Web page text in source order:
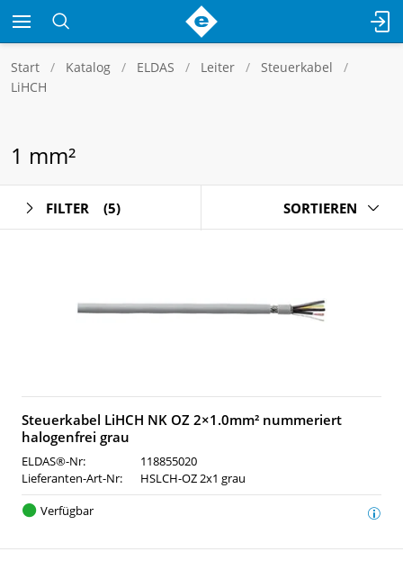
Start Katalog ELDAS Leiter
Steuerkabel
LiHCH
1 mm²
FILTER (5) SORTIEREN
Steuerkabel LiHCH NK OZ 2×1.0mm² nummeriert
halogenfrei grau
ELDAS®-Nr:
118855020
Lieferanten-Art-Nr:
HSLCH-OZ 2x1 grau
Verfügbar